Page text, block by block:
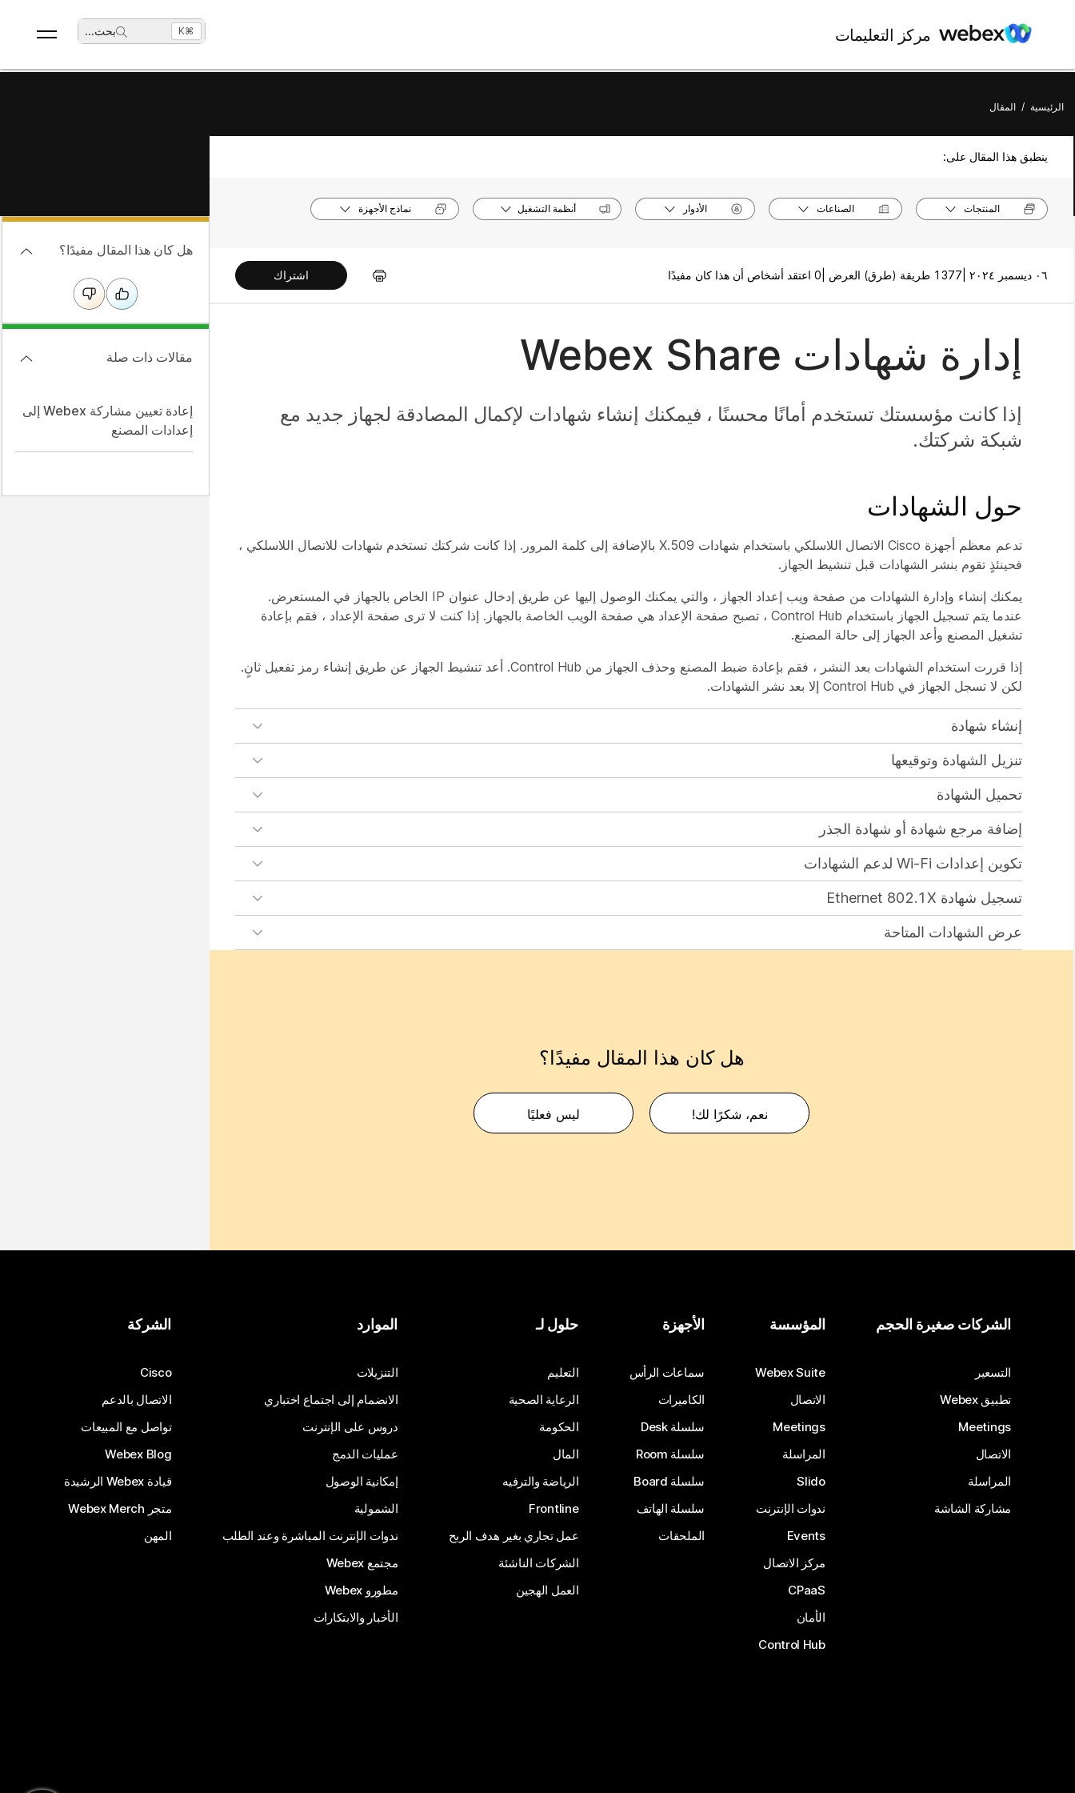
مركز التعليمات بحث... ⌘K
الرئيسية / المقال
ينطبق هذا المقال على:
المنتجات الصناعات الأدوار أنظمة التشغيل نماذج الأجهزة
٠٦ ديسمبر ٢٠٢٤ | 1377 طريقة (طرق) العرض | 0 اعتقد أشخاص أن هذا كان مفيدًا اشتراك
إدارة شهادات Webex Share
إذا كانت مؤسستك تستخدم أمانًا محسنًا ، فيمكنك إنشاء شهادات لإكمال المصادقة لجهاز جديد مع
شبكة شركتك.
حول الشهادات
تدعم معظم أجهزة Cisco الاتصال اللاسلكي باستخدام شهادات X.509 بالإضافة إلى كلمة المرور. إذا كانت شركتك تستخدم شهادات للاتصال اللاسلكي ،
فحينئذٍ تقوم بنشر الشهادات قبل تنشيط الجهاز.
يمكنك إنشاء وإدارة الشهادات من صفحة ويب إعداد الجهاز ، والتي يمكنك الوصول إليها عن طريق إدخال عنوان IP الخاص بالجهاز في المستعرض.
عندما يتم تسجيل الجهاز باستخدام Control Hub ، تصبح صفحة الإعداد هي صفحة الويب الخاصة بالجهاز. إذا كنت لا ترى صفحة الإعداد ، فقم بإعادة
تشغيل المصنع وأعد الجهاز إلى حالة المصنع.
إذا قررت استخدام الشهادات بعد النشر ، فقم بإعادة ضبط المصنع وحذف الجهاز من Control Hub. أعد تنشيط الجهاز عن طريق إنشاء رمز تفعيل ثانٍ.
لكن لا تسجل الجهاز في Control Hub إلا بعد نشر الشهادات.
إنشاء شهادة
تنزيل الشهادة وتوقيعها
تحميل الشهادة
إضافة مرجع شهادة أو شهادة الجذر
تكوين إعدادات Wi-Fi لدعم الشهادات
تسجيل شهادة Ethernet 802.1X
عرض الشهادات المتاحة
هل كان هذا المقال مفيدًا؟
نعم، شكرًا لك! ليس فعليًا
هل كان هذا المقال مفيدًا؟
مقالات ذات صلة
إعادة تعيين مشاركة Webex إلى
إعدادات المصنع
الشركات صغيرة الحجم
التسعير
تطبيق Webex
Meetings
الاتصال
المراسلة
مشاركة الشاشة
المؤسسة
Webex Suite
الاتصال
Meetings
المراسلة
Slido
ندوات الإنترنت
Events
مركز الاتصال
CPaaS
الأمان
Control Hub
الأجهزة
سماعات الرأس
الكاميرات
سلسلة Desk
سلسلة Room
سلسلة Board
سلسلة الهاتف
الملحقات
حلول لـ
التعليم
الرعاية الصحية
الحكومة
المال
الرياضة والترفيه
Frontline
عمل تجاري بغير هدف الربح
الشركات الناشئة
العمل الهجين
الموارد
التنزيلات
الانضمام إلى اجتماع اختباري
دروس على الإنترنت
عمليات الدمج
إمكانية الوصول
الشمولية
ندوات الإنترنت المباشرة وعند الطلب
مجتمع Webex
مطورو Webex
الأخبار والابتكارات
الشركة
Cisco
الاتصال بالدعم
تواصل مع المبيعات
Webex Blog
قيادة Webex الرشيدة
متجر Webex Merch
المهن